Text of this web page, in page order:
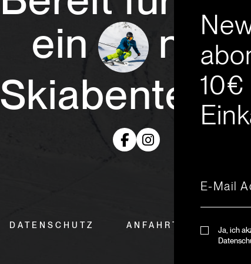
ein
DATENSCHUTZ ANFAHRT &
10€
Ja, ich